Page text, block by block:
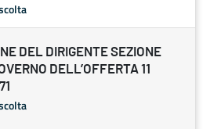
DEL DIRIGENTE SEZIONE
DELL’OFFERTA 11